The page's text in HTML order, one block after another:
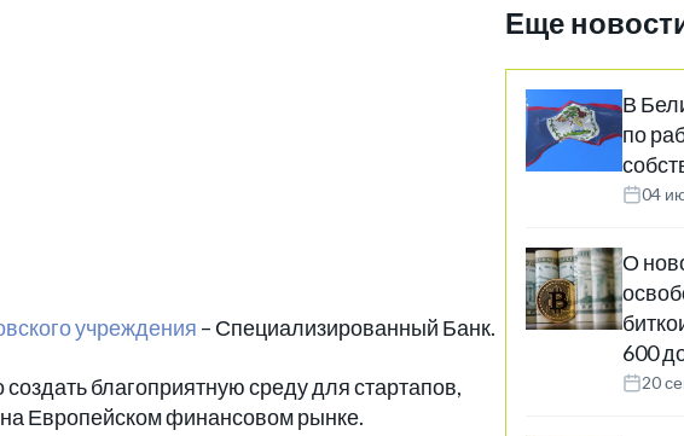
учреждения – Специализированный Банк.
благоприятную среду для стартапов,
Европейском финансовом рынке.
Еще
В
по
04
О
600
20